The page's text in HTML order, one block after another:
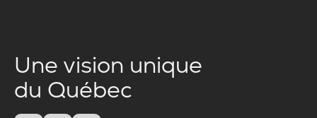
Une vision unique
du Québec